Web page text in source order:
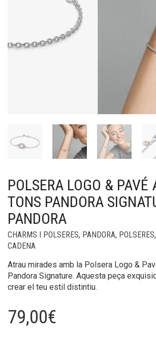
POLSERA LOGO & PAVÉ
TONS PANDORA
PANDORA
CHARMS I POLSERES, PANDORA, POLSERES,
CADENA
Atrau mirades amb la Polsera Logo &
Pandora Signature. Aquesta peça
crear el teu estil distintiu.
79,00€